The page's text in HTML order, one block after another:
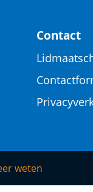
Contact
weten